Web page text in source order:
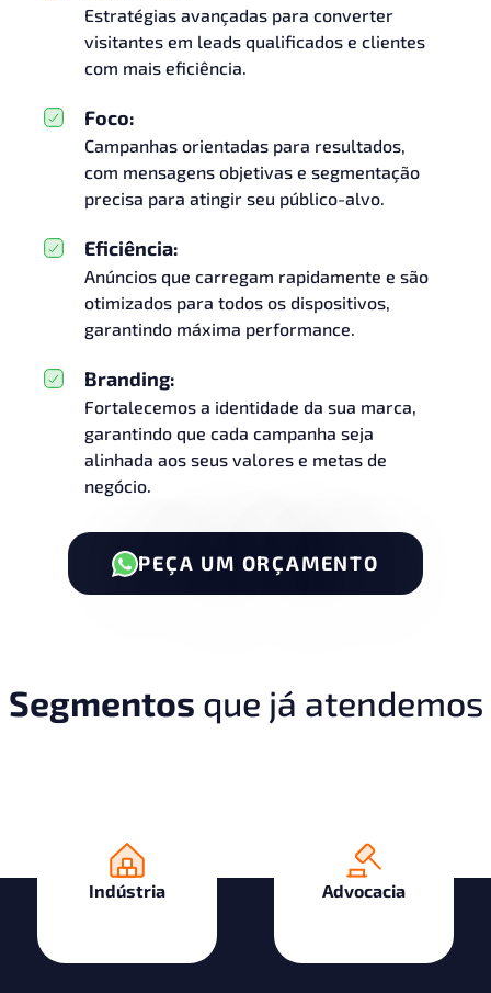
Estratégias avançadas para converter
visitantes em leads qualificados e clientes
com mais eficiência.
Foco:
Campanhas orientadas para resultados,
com mensagens objetivas e segmentação
precisa para atingir seu público-alvo.
Eficiência:
Anúncios que carregam rapidamente e são
otimizados para todos os dispositivos,
garantindo máxima performance.
Branding:
Fortalecemos a identidade da sua marca,
garantindo que cada campanha seja
alinhada aos seus valores e metas de
negócio.
PEÇA UM ORÇAMENTO
Segmentos que já atendemos
Indústria Advocacia